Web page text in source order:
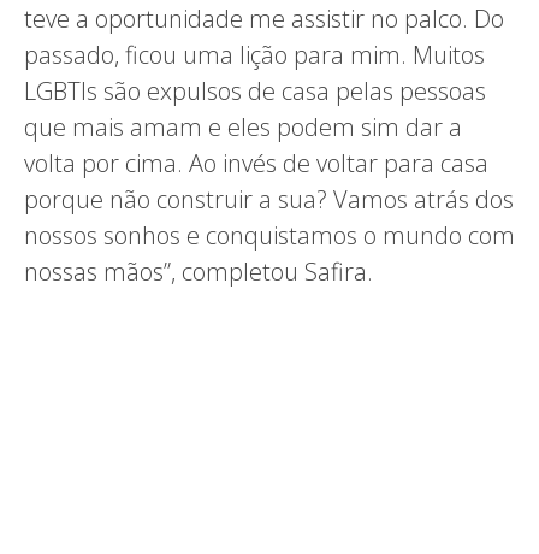
teve a oportunidade me assistir no palco. Do
passado, ficou uma lição para mim. Muitos
LGBTIs são expulsos de casa pelas pessoas
que mais amam e eles podem sim dar a
volta por cima. Ao invés de voltar para casa
porque não construir a sua? Vamos atrás dos
nossos sonhos e conquistamos o mundo com
nossas mãos”, completou Safira.